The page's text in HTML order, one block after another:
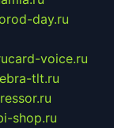
day.ru
card-voice.ru
tlt.ru
shop.ru